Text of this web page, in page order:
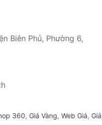
Biên Phủ, Phường 6,
360, Giá Vàng, Web Giá, Giá